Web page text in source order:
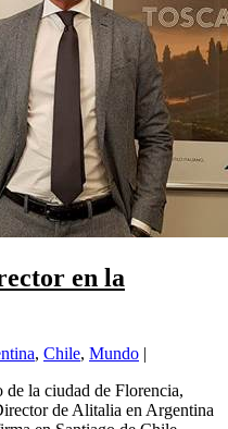
en la
, Chile, Mundo |
la ciudad de Florencia,
de Alitalia en Argentina